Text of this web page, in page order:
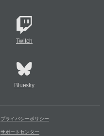
Twitch
Bluesky
プライバシーポリシー
サポートセンター